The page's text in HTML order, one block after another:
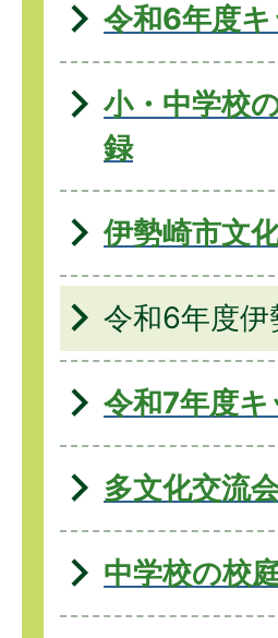
令和6年度
小・中学校
録
伊勢崎市文
令和6年度
令和7年度
多文化交流
中学校の校